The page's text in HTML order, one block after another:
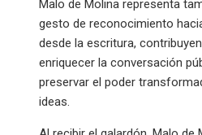
Malo de Molina representa
gesto de reconocimiento
desde la escritura,
enriquecer la conversación
preservar el poder
ideas.